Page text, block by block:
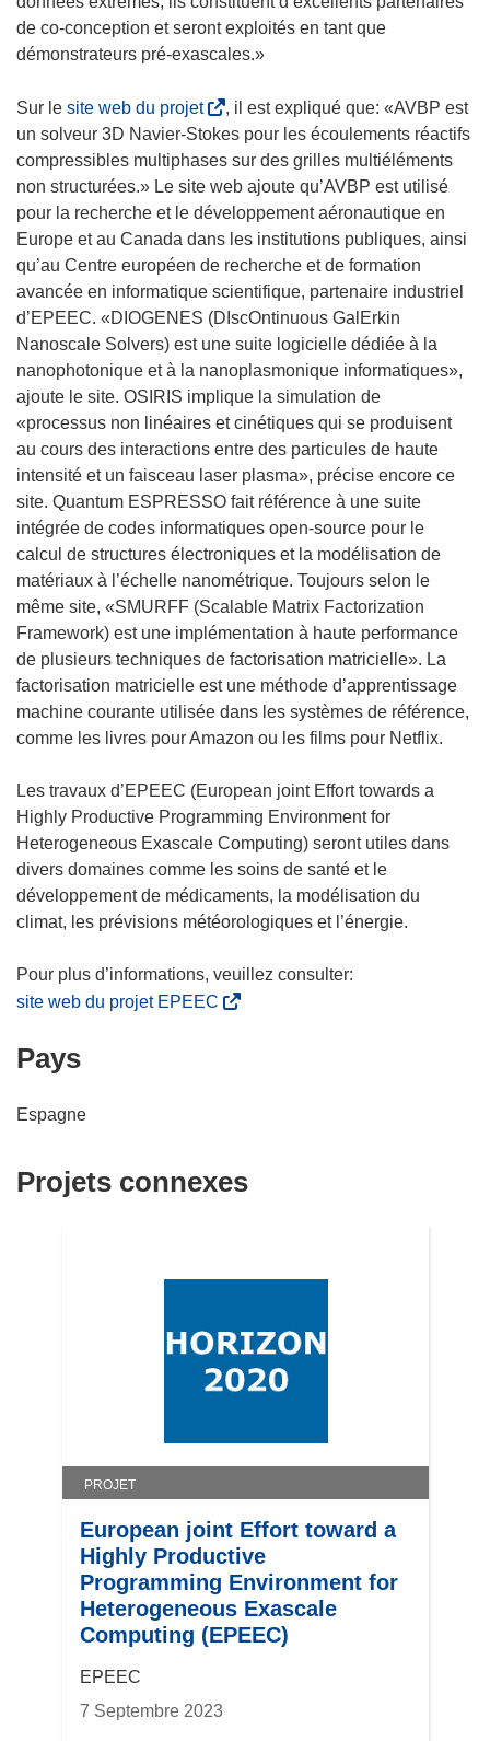
de co-conception et seront exploités en tant que
démonstrateurs pré-exascales.»
Sur le site web du projet(
s
’
o
u
v
r
e
d
a
n
s
u
n
e
n
o
u
v
e
l
l
e
f
e
ê
t
r
e
)
, il est expliqué que: «AVBP est
un solveur 3D Navier-Stokes pour les écoulements réactifs
compressibles multiphases sur des grilles multiéléments
non structurées.» Le site web ajoute qu’AVBP est utilisé
pour la recherche et le développement aéronautique en
Europe et au Canada dans les institutions publiques, ainsi
qu’au Centre européen de recherche et de formation
avancée en informatique scientifique, partenaire industriel
d’EPEEC. «DIOGENES (DIscOntinuous GalErkin
Nanoscale Solvers) est une suite logicielle dédiée à la
nanophotonique et à la nanoplasmonique informatiques»,
ajoute le site. OSIRIS implique la simulation de
«processus non linéaires et cinétiques qui se produisent
au cours des interactions entre des particules de haute
intensité et un faisceau laser plasma», précise encore ce
site. Quantum ESPRESSO fait référence à une suite
intégrée de codes informatiques open-source pour le
calcul de structures électroniques et la modélisation de
matériaux à l’échelle nanométrique. Toujours selon le
même site, «SMURFF (Scalable Matrix Factorization
Framework) est une implémentation à haute performance
de plusieurs techniques de factorisation matricielle». La
factorisation matricielle est une méthode d’apprentissage
machine courante utilisée dans les systèmes de référence,
comme les livres pour Amazon ou les films pour Netflix.
Les travaux d’EPEEC (European joint Effort towards a
Highly Productive Programming Environment for
Heterogeneous Exascale Computing) seront utiles dans
divers domaines comme les soins de santé et le
développement de médicaments, la modélisation du
climat, les prévisions météorologiques et l’énergie.
site web du projet EPEEC
e
n
e
n
u
v
e
l
l
e
f
e
t
Pays
Espagne
Projets connexes
PROJET
European joint Effort toward a
Highly Productive
Programming Environment for
Heterogeneous Exascale
Computing (EPEEC)
EPEEC
7 Septembre 2023